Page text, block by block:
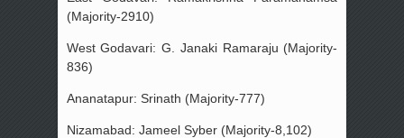
(Majority-2910)
West Godavari: G. Janaki Ramaraju (Majority-
836)
Ananatapur: Srinath (Majority-777)
Nizamabad: Jameel Syber (Majority-8,102)